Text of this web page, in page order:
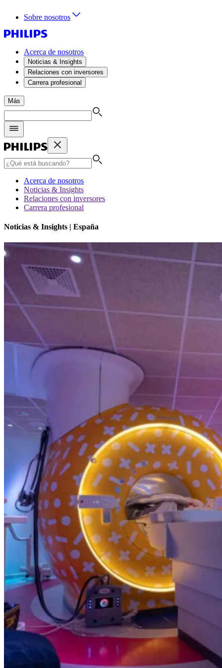
Sobre nosotros
Acerca de nosotros
Noticias & Insights
Relaciones con inversores
Carrera profesional
Más
Acerca de nosotros
Noticias & Insights
Relaciones con inversores
Carrera profesional
Noticias & Insights | España